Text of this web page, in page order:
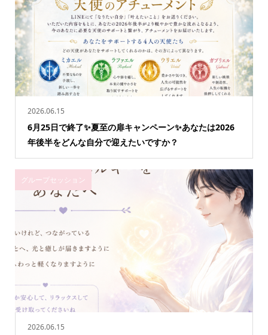
2026.06.15
6月25日で終了✨夏至の扉キャンペーン✨あなたは2026
年後半をどんな自分で迎えたいですか？
2026.06.15
グループセッション